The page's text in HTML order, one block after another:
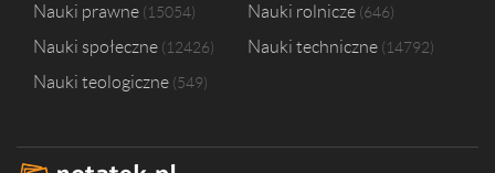
Nauki prawne 15054 Nauki rolnicze 646
Nauki społeczne 12426 Nauki techniczne 14792
Nauki teologiczne 549